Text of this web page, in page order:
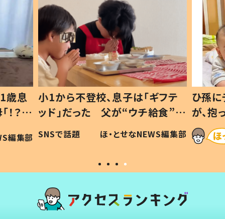
歳息
？」
編集部
小1から不登校、息子は「ギフテ
ッド」だった 父が“ウチ給食”を
作り続ける理由とは #令和の親
#令和の子
SNSで話題 ほ・とせなNEWS編集部
ひ孫
が、
「涙が
い」